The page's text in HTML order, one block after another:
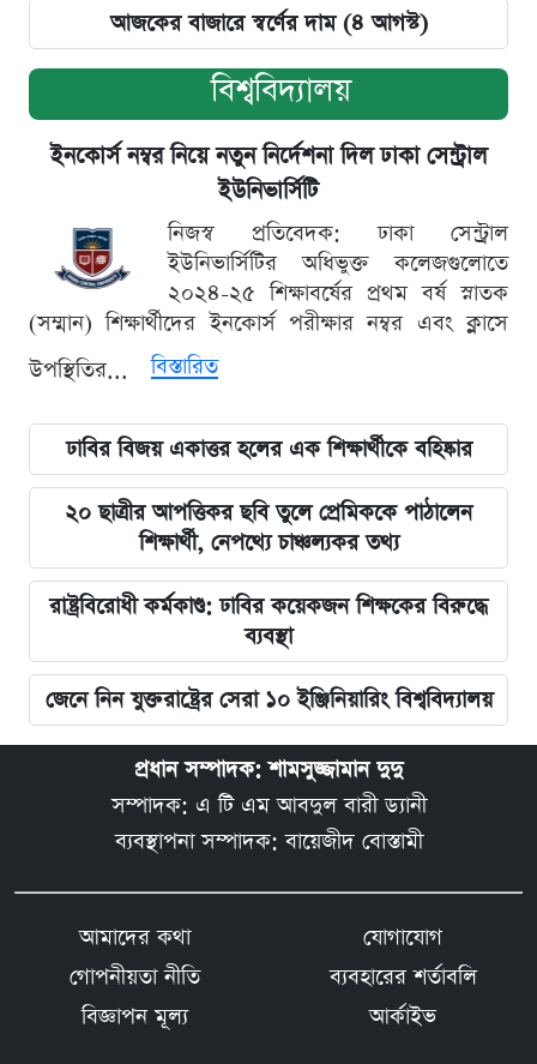
আজকের বাজারে স্বর্ণের দাম (৪ আগস্ট)
বিশ্ববিদ্যালয়
ইনকোর্স নম্বর নিয়ে নতুন নির্দেশনা দিল ঢাকা সেন্ট্রাল
ইউনিভার্সিটি
নিজস্ব প্রতিবেদক: ঢাকা সেন্ট্রাল
ইউনিভার্সিটির অধিভুক্ত কলেজগুলোতে
২০২৪-২৫ শিক্ষাবর্ষের প্রথম বর্ষ স্নাতক
(সম্মান) শিক্ষার্থীদের ইনকোর্স পরীক্ষার নম্বর এবং ক্লাসে
উপস্থিতির...
বিস্তারিত
ঢাবির বিজয় একাত্তর হলের এক শিক্ষার্থীকে বহিষ্কার
২০ ছাত্রীর আপত্তিকর ছবি তুলে প্রেমিককে পাঠালেন
শিক্ষার্থী, নেপথ্যে চাঞ্চল্যকর তথ্য
রাষ্ট্রবিরোধী কর্মকাণ্ড: ঢাবির কয়েকজন শিক্ষকের বিরুদ্ধে
ব্যবস্থা
জেনে নিন যুক্তরাষ্ট্রের সেরা ১০ ইঞ্জিনিয়ারিং বিশ্ববিদ্যালয়
প্রধান সম্পাদক: শামসুজ্জামান দুদু
সম্পাদক: এ টি এম আবদুল বারী ড্যানী
ব্যবস্থাপনা সম্পাদক: বায়েজীদ বোস্তামী
আমাদের কথা
যোগাযোগ
গোপনীয়তা নীতি
ব্যবহারের শর্তাবলি
বিজ্ঞাপন মূল্য
আর্কাইভ